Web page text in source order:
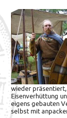
wieder
Eisenverhüttung
eigens gebauten
selbst mit